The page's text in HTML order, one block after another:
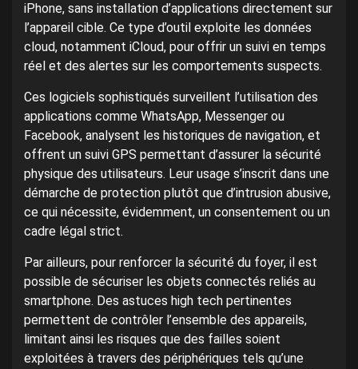
iPhone, sans installation d’applications directement sur
l’appareil cible. Ce type d’outil exploite les données
cloud, notamment iCloud, pour offrir un suivi en temps
réel et des alertes sur les comportements suspects.
Ces logiciels sophistiqués surveillent l’utilisation des
applications comme WhatsApp, Messenger ou
Facebook, analysent les historiques de navigation, et
offrent un suivi GPS permettant d’assurer la sécurité
physique des utilisateurs. Leur usage s’inscrit dans une
démarche de protection plutôt que d’intrusion abusive,
ce qui nécessite, évidemment, un consentement ou un
cadre légal strict.
Par ailleurs, pour renforcer la sécurité du foyer, il est
possible de sécuriser les objets connectés reliés au
smartphone. Des astuces high tech pertinentes
permettent de contrôler l’ensemble des appareils,
limitant ainsi les risques que des failles soient
exploitées à travers des périphériques tels qu’une